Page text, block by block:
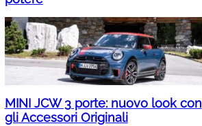
MINI JCW 3 porte: nuovo look con
gli Accessori Originali